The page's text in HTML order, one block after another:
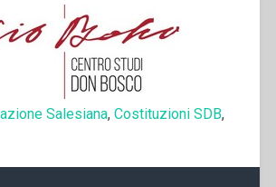
Salesiana, Costituzioni SDB,